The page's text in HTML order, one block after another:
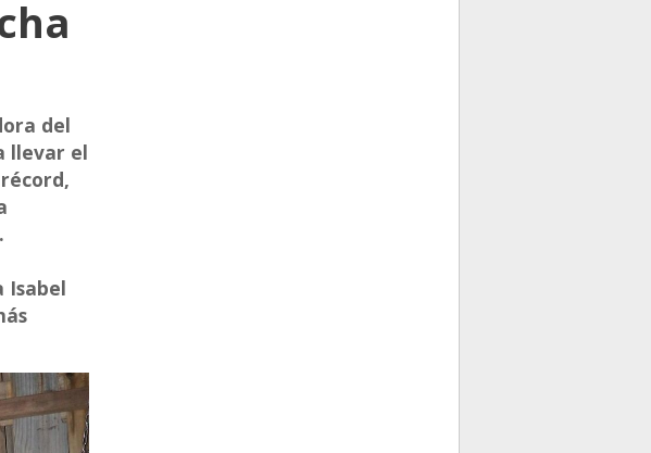
del
llevar el
Isabel